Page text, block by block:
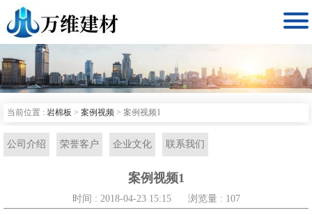

当前位置 : 岩棉板 > 案例视频 > 案例视频1
公司介绍 荣誉客户 企业文化 联系我们
案例视频1
时间 : 2018-04-23 15:15 浏览量 : 107